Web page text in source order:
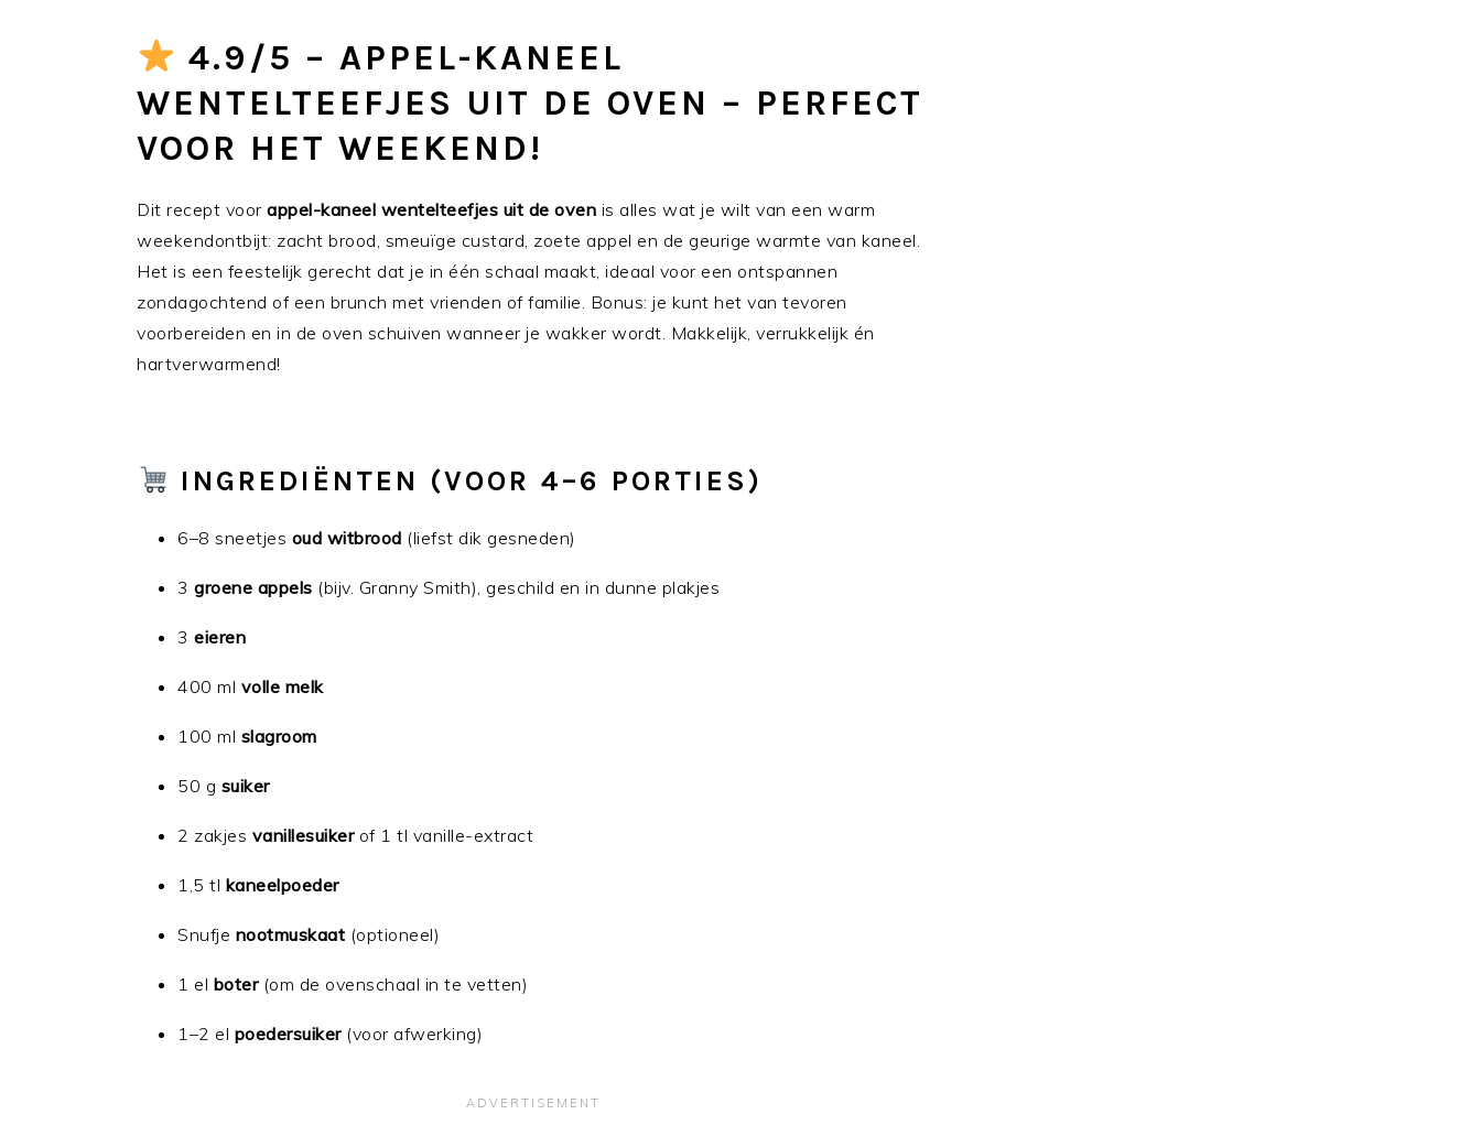
4.9/5 – APPEL-KANEEL
WENTELTEEFJES UIT DE OVEN – PERFECT
VOOR HET WEEKEND!
Dit recept voor appel-kaneel wentelteefjes uit de oven is alles wat je wilt van een warm
weekendontbijt: zacht brood, smeuïge custard, zoete appel en de geurige warmte van kaneel.
Het is een feestelijk gerecht dat je in één schaal maakt, ideaal voor een ontspannen
zondagochtend of een brunch met vrienden of familie. Bonus: je kunt het van tevoren
voorbereiden en in de oven schuiven wanneer je wakker wordt. Makkelijk, verrukkelijk én
hartverwarmend!
INGREDIËNTEN (VOOR 4–6 PORTIES)
6–8 sneetjes oud witbrood (liefst dik gesneden)
3 groene appels (bijv. Granny Smith), geschild en in dunne plakjes
3 eieren
400 ml volle melk
100 ml slagroom
50 g suiker
2 zakjes vanillesuikerof 1 tl vanille-extract
1,5 tl kaneelpoeder
Snufje nootmuskaat (optioneel)
1 el boter(om de ovenschaal in te vetten)
1–2 el poedersuiker(voor afwerking)